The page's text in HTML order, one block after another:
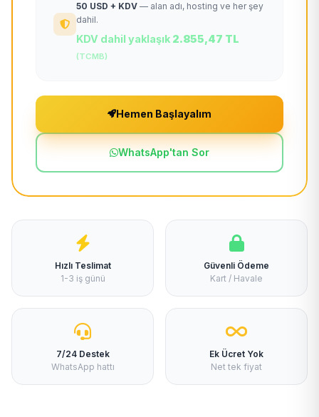
50 USD + KDV — alan adı, hosting ve her şey
dahil.
KDV dahil yaklaşık 2.855,47 TL
(TCMB)
Hemen Başlayalım
WhatsApp'tan Sor
Hızlı Teslimat
1-3 iş günü
Güvenli Ödeme
Kart / Havale
7/24 Destek
WhatsApp hattı
Ek Ücret Yok
Net tek fiyat